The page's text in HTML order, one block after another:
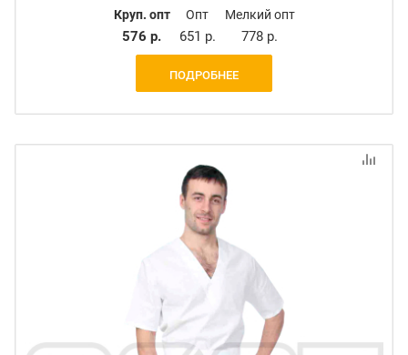
Круп. опт
576 р.
Опт
651 р.
Мелкий опт
778 р.
ПОДРОБНЕЕ